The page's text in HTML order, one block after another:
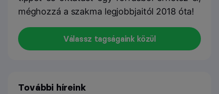
méghozzá a szakma legjobbjaitól 2018 óta!
Válassz tagságaink közül
További híreink